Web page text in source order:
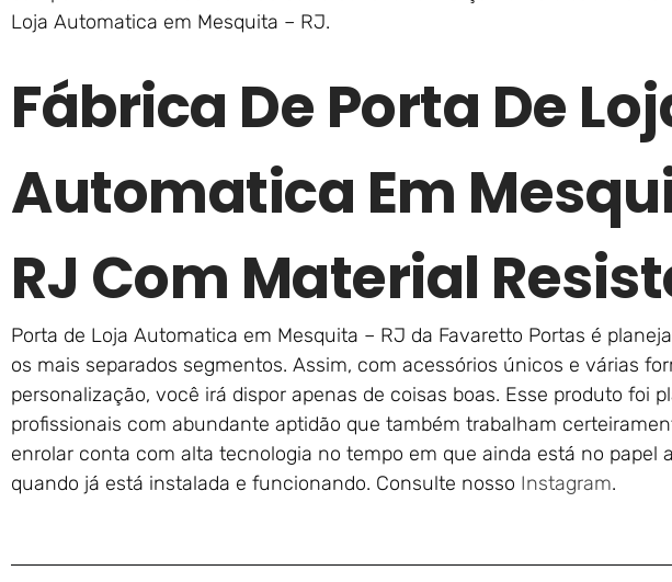
Loja Automatica em Mesquita – RJ.
Fábrica De Porta De
Automatica Em
RJ Com Material
Porta de Loja Automatica em Mesquita – RJ da Favaretto Portas é
os mais separados segmentos. Assim, com acessórios únicos e várias
personalização, você irá dispor apenas de coisas boas. Esse produto foi
profissionais com abundante aptidão que também trabalham
enrolar conta com alta tecnologia no tempo em que ainda está no papel
quando já está instalada e funcionando. Consulte nosso Instagram.